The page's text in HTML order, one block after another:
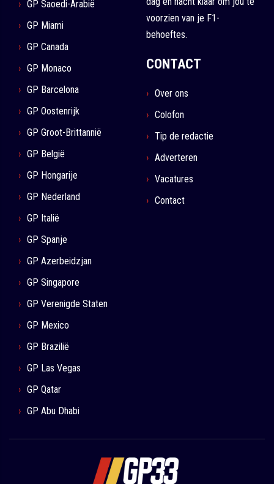
GP Saoedi-Arabië
GP Miami
GP Canada
GP Monaco
GP Barcelona
GP Oostenrijk
GP Groot-Brittannië
GP België
GP Hongarije
GP Nederland
GP Italië
GP Spanje
GP Azerbeidzjan
GP Singapore
GP Verenigde Staten
GP Mexico
GP Brazilië
GP Las Vegas
GP Qatar
GP Abu Dhabi
voorzien van je F1-
behoeftes.
CONTACT
Over ons
Colofon
Tip de redactie
Adverteren
Vacatures
Contact